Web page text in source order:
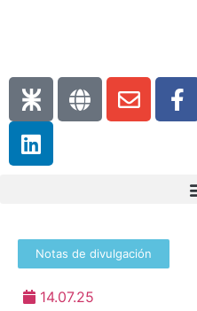
Notas de divulgación
14.07.25